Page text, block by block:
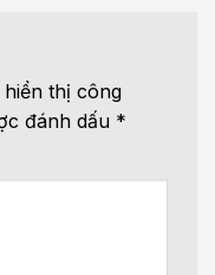
hiển thị công
đánh dấu *